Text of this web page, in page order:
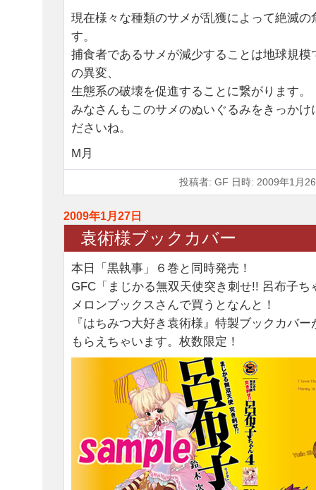
現在様々な種類のサメが乱獲によって絶滅の
す。
捕食者であるサメが減少することは地球規模
の異変、
生態系の破壊を促進することに繋がります。
みなさんもこのサメのぬいぐるみをきっかけ
ださいね。
M月
投稿者: GF 日時: 2009年1月
2009年1月27日
袁術様ブックカバー
本日「黒執事」６巻と同時発売！
GFC「まじかる無双天使突き刺せ!! 呂布子ち
メロンブックスさんで買うとなんと！
『はちみつ大好き袁術様』特製ブックカバー
もらえちゃいます。枚数限定！